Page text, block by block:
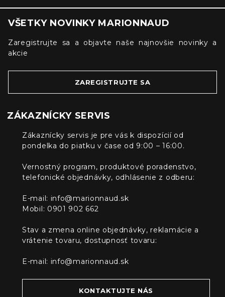
VŠETKY NOVINKY MARIONNAUD
Zaregistrujte sa a objavte naše najnovšie novinky a
akcie
ZAREGISTRUJTE SA
ZÁKAZNÍCKY SERVIS
Zákaznícky servis je pre vás k dispozícií od
pondelka do piatku v čase od 9:00 – 16:00.
Vernostný program, produktové poradenstvo,
telefonické objednávky, odhlásenie z odberu:
E-mail: info@marionnaud.sk
Mobil: 0901 902 662
Stav a zmena online objednávky, reklamácie a
vrátenie tovaru, dostupnosť tovaru:
E-mail: info@marionnaud.sk
KONTAKTUJTE NÁS